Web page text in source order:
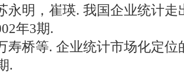
明，崔瑛. 我国企业统计走
年3期.
桥等. 企业统计市场化定位
.